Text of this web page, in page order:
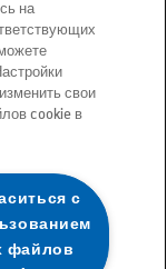
имеют
(за
в
на
свои
cookie в
с
файлов